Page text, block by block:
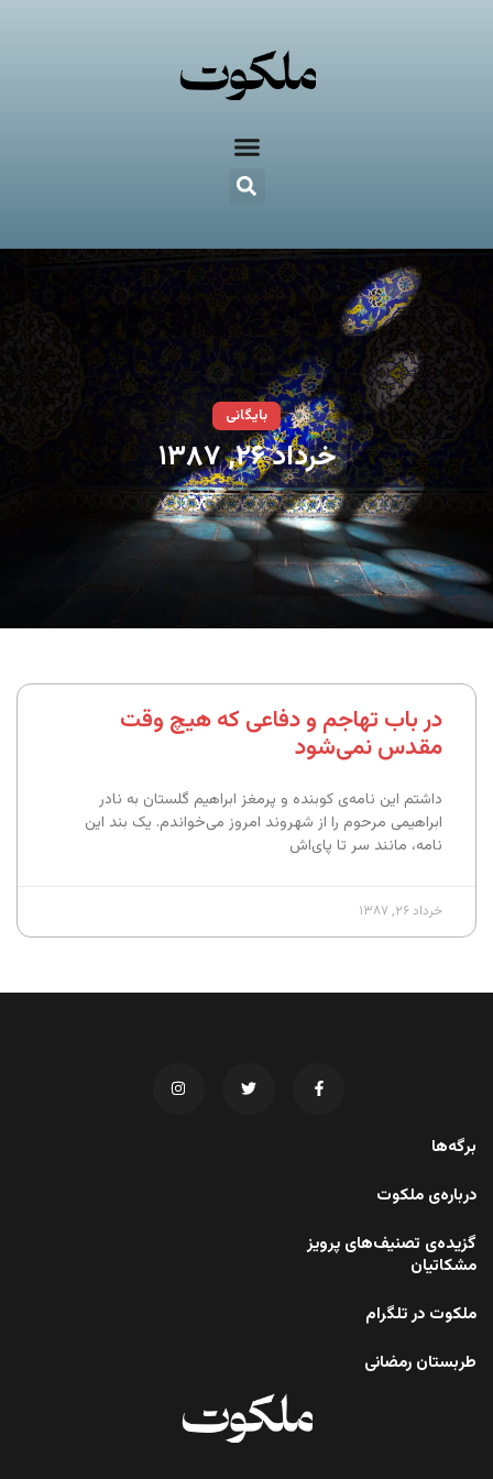
بایگانی
خرداد ۲۶, ۱۳۸۷
در باب تهاجم و دفاعی که هیچ وقت
مقدس نمی‌شود
داشتم این نامه‌ی کوبنده و پرمغز ابراهیم گلستان به نادر
ابراهیمی مرحوم را از شهروند امروز می‌خواندم. یک بند این
نامه، مانند سر تا پای‌اش
خرداد ۲۶, ۱۳۸۷
برگه‌ها
درباره‌ی ملکوت
گزیده‌ی تصنیف‌های پرویز
مشکاتیان
ملکوت در تلگرام
طربستان رمضانی